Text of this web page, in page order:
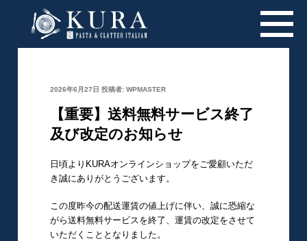
投
2026年6月27日 投稿者: WPMASTER
【重要】送料無料サービス終了
及び改定のお知らせ
日頃よりKURAオンラインショップをご愛顧いただ
き誠にありがとうございます。
この度昨今の配送運賃の値上げに伴い、誠に恐縮な
がら送料無料サービスを終了、運賃の改定をさせて
いただくこととなりました。